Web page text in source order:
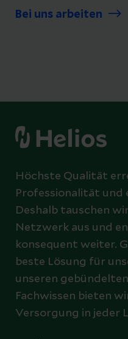
Bei uns arbeiten
Höchste Qualität
Professionalität und
Deshalb tauschen
Netzwerk aus und
konsequent weiter.
beste Lösung für
unseren
Fachwissen bieten
Versorgung in jeder